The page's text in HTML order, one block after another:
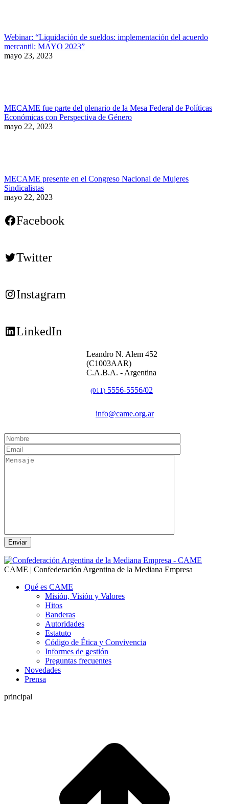
Webinar: “Liquidación de sueldos: implementación del acuerdo
mercantil: MAYO 2023”
mayo 23, 2023
MECAME fue parte del plenario de la Mesa Federal de Políticas
Económicas con Perspectiva de Género
mayo 22, 2023
MECAME presente en el Congreso Nacional de Mujeres
Sindicalistas
mayo 22, 2023
Facebook
Twitter
Instagram
LinkedIn
Leandro N. Alem 452
(C1003AAR)
C.A.B.A. - Argentina
(011) 5556-5556/02
info@came.org.ar
CAME | Confederación Argentina de la Mediana Empresa
Qué es CAME
Misión, Visión y Valores
Hitos
Banderas
Autoridades
Estatuto
Código de Ética y Convivencia
Informes de gestión
Preguntas frecuentes
Novedades
Prensa
principal